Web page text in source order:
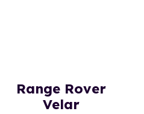
Range Rover
Velar